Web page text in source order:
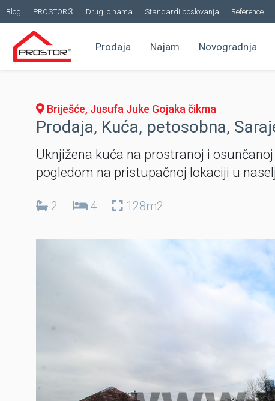
Blog PROSTOR® Drugi o nama Standardi poslovanja Reference
Prodaja Najam Novogradnja
Briješće, Jusufa Juke Gojaka čikma
Prodaja, Kuća, petosobna,
Uknjižena kuća na prostranoj i
pogledom na pristupačnoj lokaciji u
2 4 128m2